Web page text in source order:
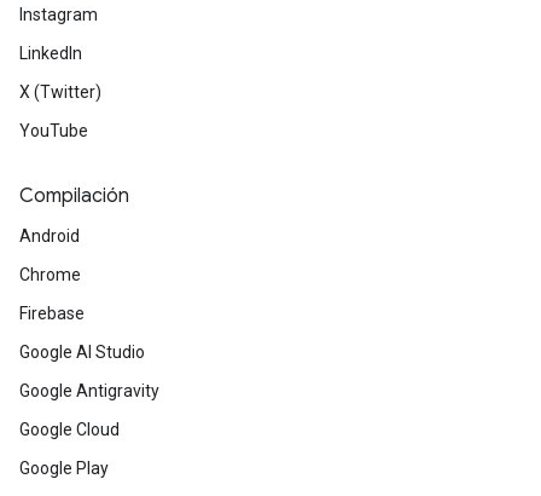
Instagram
LinkedIn
X (Twitter)
YouTube
Compilación
Android
Chrome
Firebase
Google AI Studio
Google Antigravity
Google Cloud
Google Play